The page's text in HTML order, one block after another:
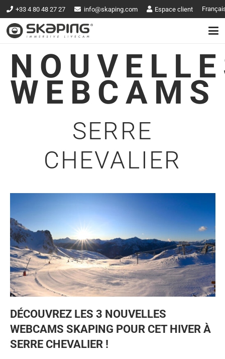
+33 4 80 48 27 27 info@skaping.com Espace client
WEBCAMS
SERRE
CHEVALIER
DÉCOUVREZ LES 3 NOUVELLES
WEBCAMS SKAPING POUR CET HIVER À
SERRE CHEVALIER !